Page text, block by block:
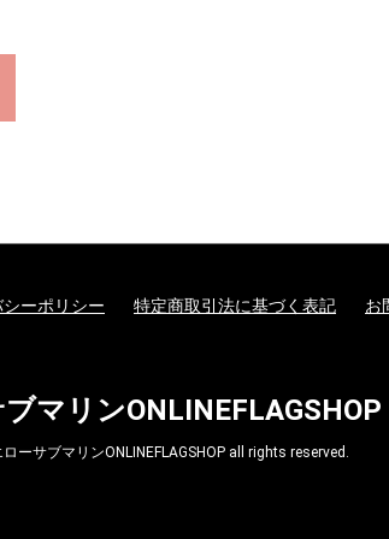
ーポリシー 特定商取引法に基づく表記 お
マリンONLINEFLAGSHOP
ーサブマリンONLINEFLAGSHOP all rights reserved.